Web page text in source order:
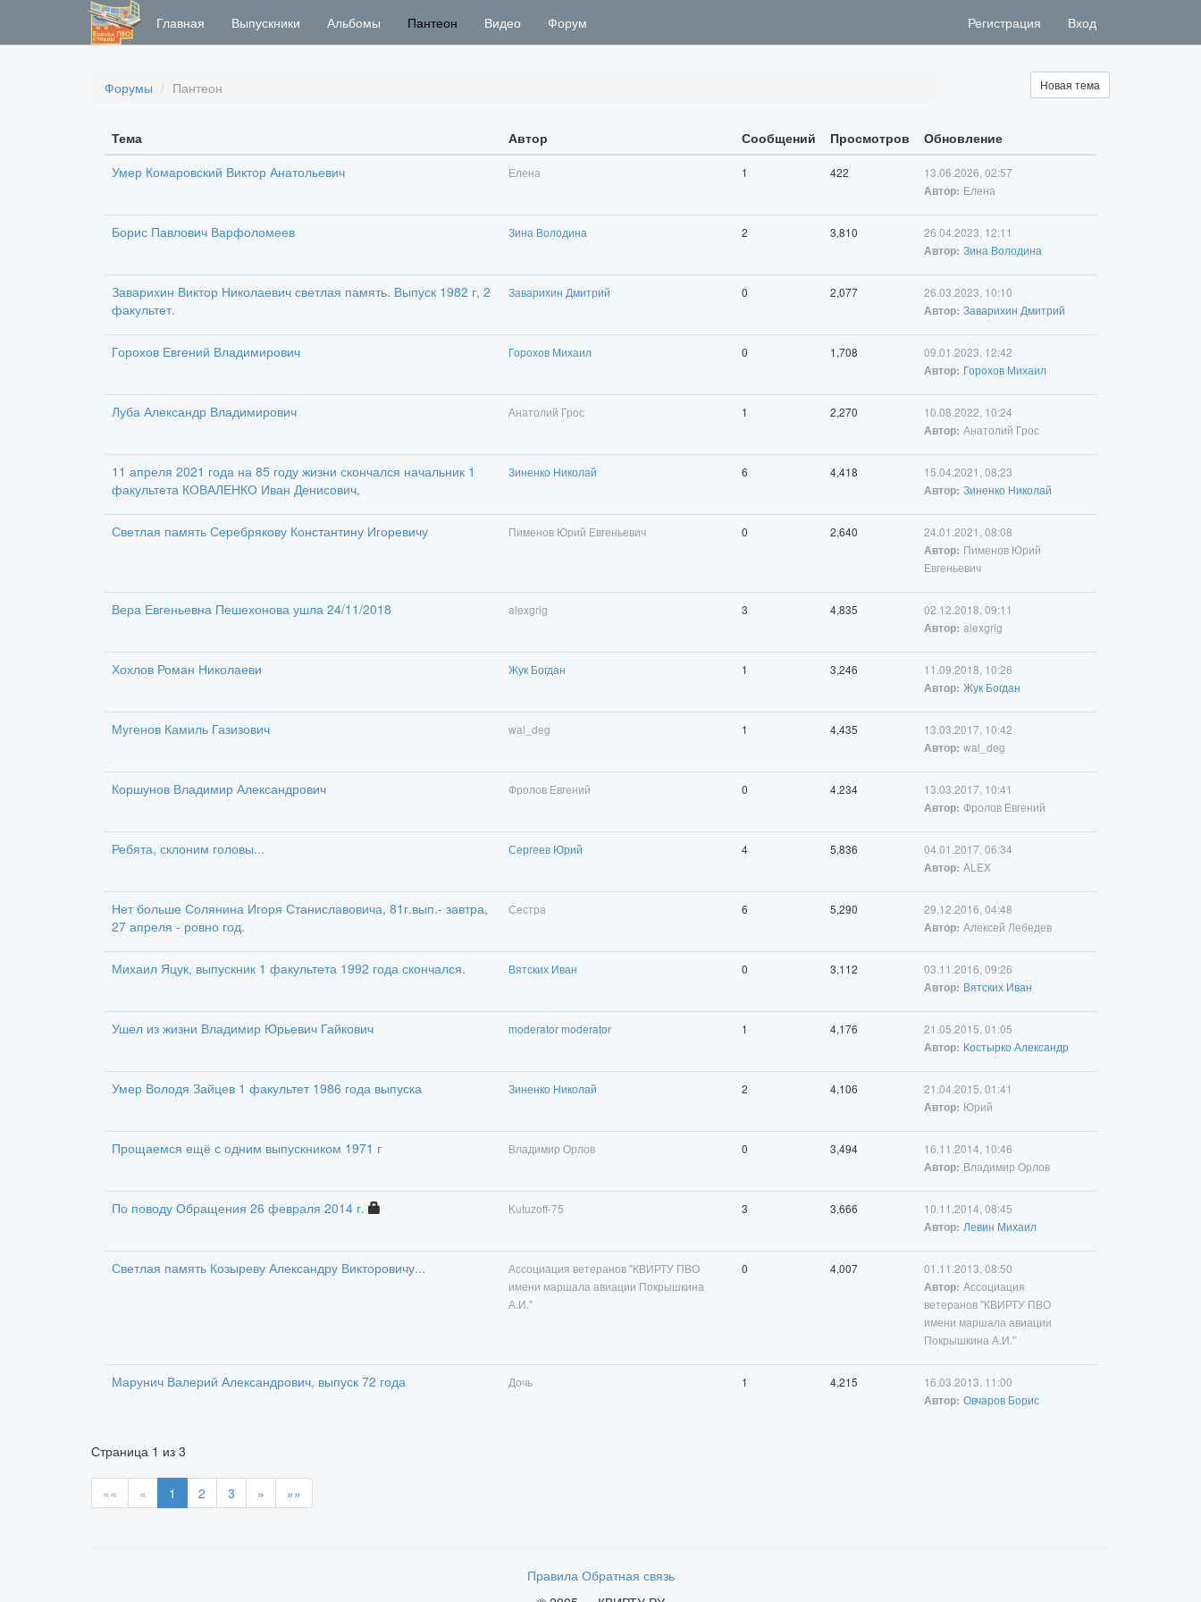
Главная Выпускники Альбомы Пантеон Видео Форум Регистрация Вход
Форумы Пантеон Новая тема
Тема Автор Сообщений Просмотров
Обновление
Умер Комаровский Виктор Анатольевич
Елена 1 422
13.06.2026, 02:57
Автор: Елена
Борис Павлович Варфоломеев Зина Володина 2 3,810
26.04.2023, 12:11
Автор: Зина Володина
Заварихин Виктор Николаевич светлая память. Выпуск 1982 г, 2
факультет.
Заварихин Дмитрий 0 2,077
26.03.2023, 10:10
Автор: Заварихин Дмитрий
Горохов Евгений Владимирович Горохов Михаил 0 1,708
09.01.2023, 12:42
Автор: Горохов Михаил
Луба Александр Владимирович Анатолий Грос 1 2,270
10.08.2022, 10:24
Автор: Анатолий Грос
11 апреля 2021 года на 85 году жизни скончался начальник 1
факультета КОВАЛЕНКО Иван Денисович,
Зиненко Николай 6 4,418
15.04.2021, 08:23
Автор: Зиненко Николай
Светлая память Серебрякову Константину Игоревичу Пименов Юрий Евгеньевич 0 2,640
24.01.2021, 08:08
Автор: Пименов Юрий
Евгеньевич
Вера Евгеньевна Пешехонова ушла 24/11/2018 alexgrig 3 4,835
02.12.2018, 09:11
Автор: alexgrig
Хохлов Роман Николаеви Жук Богдан 1 3,246
11.09.2018, 10:26
Автор: Жук Богдан
Мугенов Камиль Газизович wal_deg 1 4,435
13.03.2017, 10:42
Автор: wal_deg
Коршунов Владимир Александрович Фролов Евгений 0 4,234
13.03.2017, 10:41
Автор: Фролов Евгений
Ребята, склоним головы... Сергеев Юрий 4 5,836
04.01.2017, 06:34
Автор: ALEX
Нет больше Солянина Игоря Станиславовича, 81г.вып.- завтра,
27 апреля - ровно год.
Сестра 6 5,290
29.12.2016, 04:48
Автор: Алексей Лебедев
Михаил Яцук, выпускник 1 факультета 1992 года скончался. Вятских Иван 0 3,112
03.11.2016, 09:26
Автор: Вятских Иван
Ушел из жизни Владимир Юрьевич Гайкович moderator moderator 1 4,176
21.05.2015, 01:05
Автор: Костырко Александр
Умер Володя Зайцев 1 факультет 1986 года выпуска Зиненко Николай 2 4,106
21.04.2015, 01:41
Автор: Юрий
Прощаемся ещё с одним выпускником 1971 г Владимир Орлов 0 3,494
16.11.2014, 10:46
Автор: Владимир Орлов
По поводу Обращения 26 февраля 2014 г. Kutuzoff-75 3 3,666
10.11.2014, 08:45
Автор: Левин Михаил
Светлая память Козыреву Александру Викторовичу...
Ассоциация ветеранов "КВИРТУ ПВО
имени маршала авиации Покрышкина
А.И."
0 4,007
01.11.2013, 08:50
Автор: Ассоциация
ветеранов "КВИРТУ ПВО
имени маршала авиации
Покрышкина А.И."
Марунич Валерий Александрович, выпуск 72 года Дочь 1 4,215
16.03.2013, 11:00
Автор: Овчаров Борис
Страница 1 из 3
«« « 1 2 3 » »»
Правила Обратная связь